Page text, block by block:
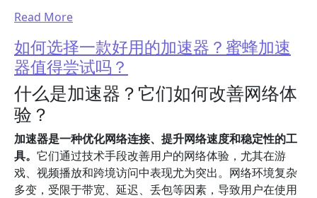
Read More
如何选择一款好用的加速器？蜜蜂加速
器值得尝试吗？
什么是加速器？它们如何改善网络体
验？
加速器是一种优化网络连接、提升网络速度和稳定性的工
具。 它们通过技术手段改善用户的网络体验，尤其在游
戏、视频播放和跨境访问中表现尤为突出。网络环境复杂
多变，受限于带宽、延迟、丢包等因素，导致用户在使用